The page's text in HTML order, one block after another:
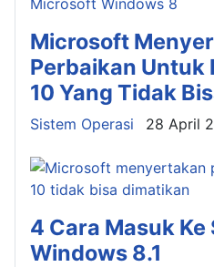
Microsoft
Perbaikan Untuk
10 Yang Tidak
Details
Sistem Operasi 28 April
4 Cara Masuk Ke
Windows 8.1